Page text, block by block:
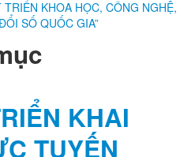
KHOA HỌC, CÔNG NGHỆ,
SỐ QUỐC GIA”
KHAI
TUYẾN